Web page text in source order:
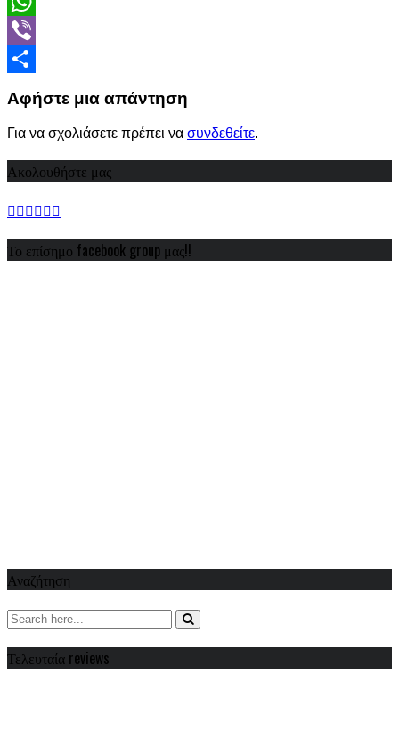
WhatsApp
Viber
Αφήστε μια απάντηση
Για να σχολιάσετε πρέπει να συνδεθείτε.
Ακολουθήστε μας
Το επίσημο facebook group μας!!
Αναζήτηση
Τελευταία reviews